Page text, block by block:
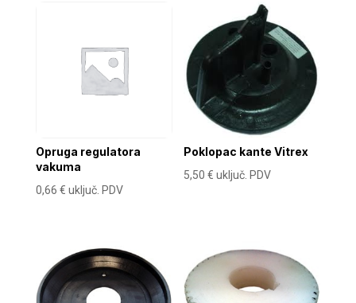
Opruga regulatora
vakuma
0,66 € uključ. PDV
Poklopac kante Vitrex
5,50€ uključ. PDV